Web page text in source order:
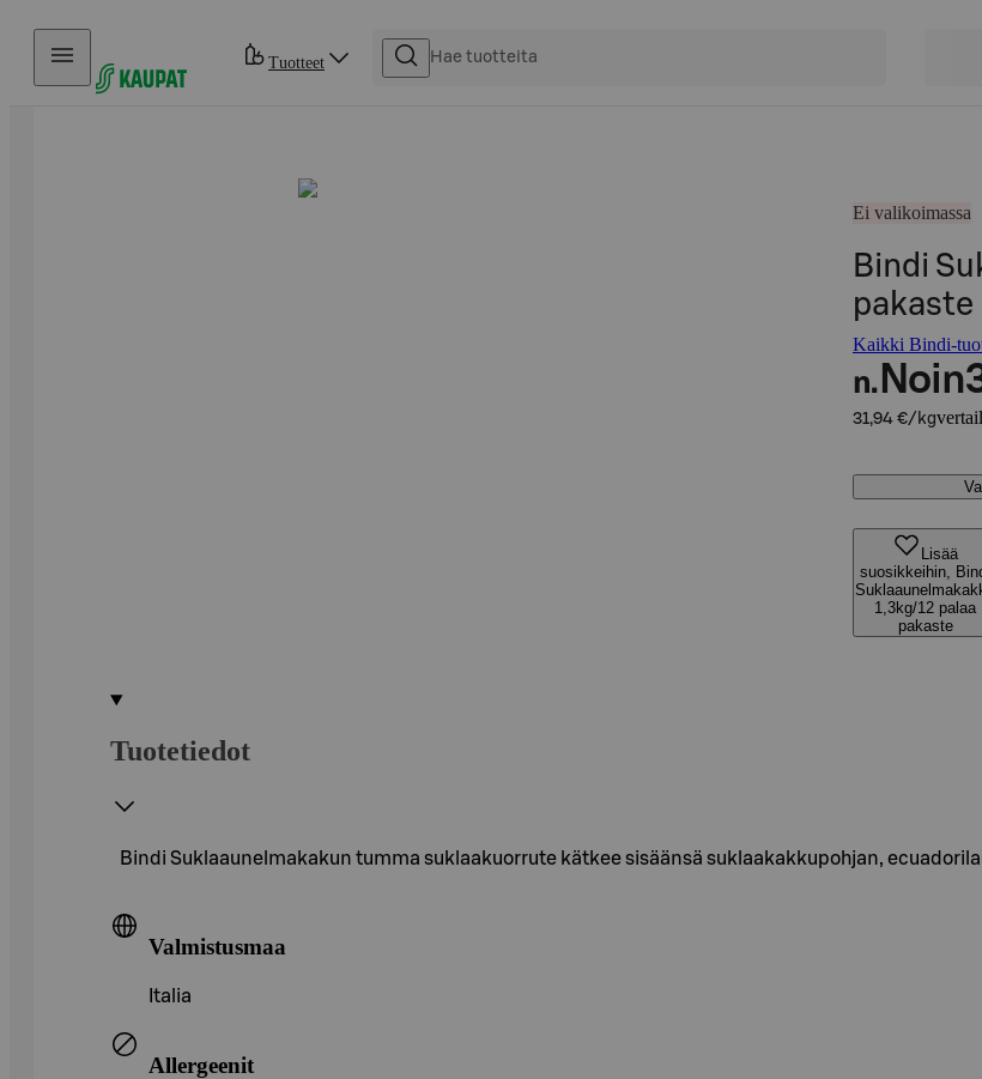
Hyppää sisältöön
Tuotteet
Ei valikoimassa
Bindi
pakaste
Kaikki Bindi-
n. Noin
31,94 €/kg
Lisää
suosikkeihin,
1,3kg/12 palaa
pakaste
Tuotetiedot
Bindi Suklaaunelmakakun tumma suklaakuorrute kätkee sisäänsä suklaakakkupohjan,
Valmistusmaa
Italia
Allergeenit